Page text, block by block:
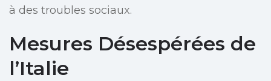
à des troubles sociaux.
Mesures Désespérées de
l’Italie